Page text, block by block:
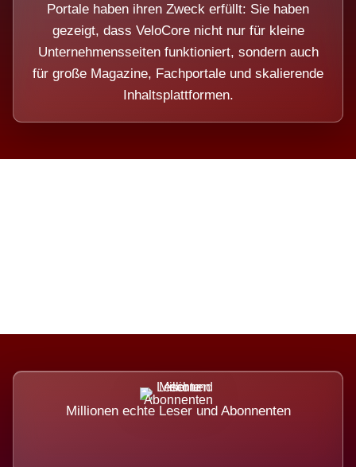
Portale haben ihren Zweck erfüllt: Sie haben
gezeigt, dass VeloCore nicht nur für kleine
Unternehmensseiten funktioniert, sondern auch
für große Magazine, Fachportale und skalierende
Inhaltsplattformen.
Millionen echte Leser und Abonnenten